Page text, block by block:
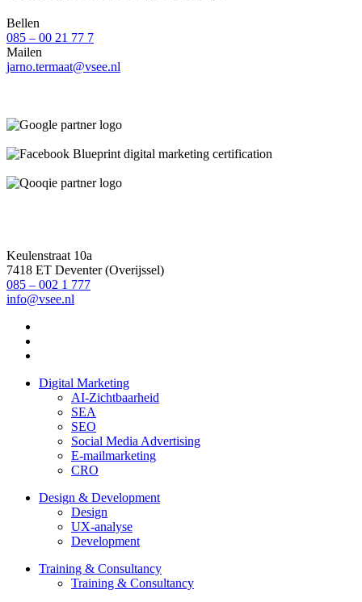
Bellen
085 – 00 21 77 7
Mailen
jarno.termaat@vsee.nl
Keulenstraat 10a
7418 ET Deventer (Overijssel)
085 – 002 1 777
info@vsee.nl
Digital Marketing
AI-Zichtbaarheid
SEA
SEO
Social Media Advertising
E-mailmarketing
CRO
Design & Development
Design
UX-analyse
Development
Training & Consultancy
Training & Consultancy